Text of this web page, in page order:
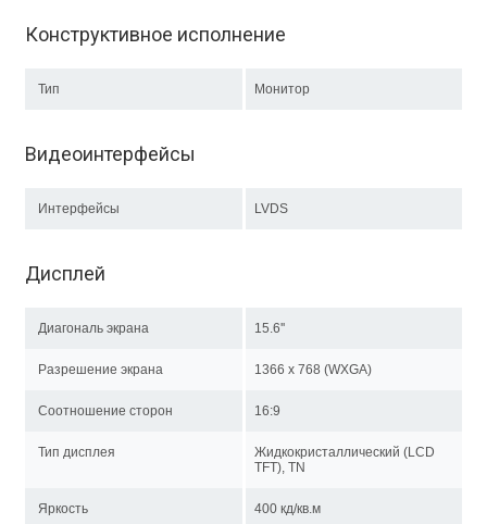
Конструктивное исполнение
Тип Монитор
Видеоинтерфейсы
Интерфейсы LVDS
Дисплей
Диагональ экрана 15.6''
Разрешение экрана 1366 x 768 (WXGA)
Соотношение сторон 16:9
Тип дисплея
Жидкокристаллический (LCD
TFT), TN
Яркость 400 кд/кв.м